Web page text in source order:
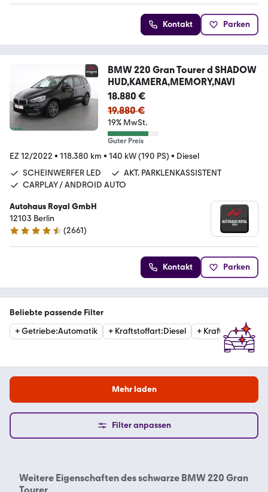
Kontakt Parken
BMW 220 Gran Tourer d SHADOW
HUD,KAMERA,MEMORY,NAVI
18.880 €
19.880 €
19% MwSt.
Guter Preis
EZ 12/2022 • 118.380 km • 140 kW (190 PS) • Diesel
SCHEINWERFER LED
AKT. PARKLENKASSISTENT
CARPLAY / ANDROID AUTO
Autohaus Royal GmbH
12103 Berlin
4.6 Sterne
(2661)
Kontakt Parken
Beliebte passende Filter
+Getriebe:Automatik + Kraftstoffart:Diesel + Kraftstoffart:
Mehr laden
Filter anpassen
Weitere Eigenschaften desschwarze BMW 220 Gran